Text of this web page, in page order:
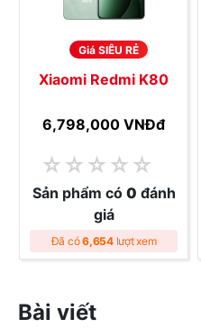
Giá SIÊU RẺ
Xiaomi Redmi K80
6,798,000 VNĐđ
☆ ☆ ☆ ☆ ☆
Sản phẩm có 0 đánh
giá
Đã có6,654lượt xem
Bài viết